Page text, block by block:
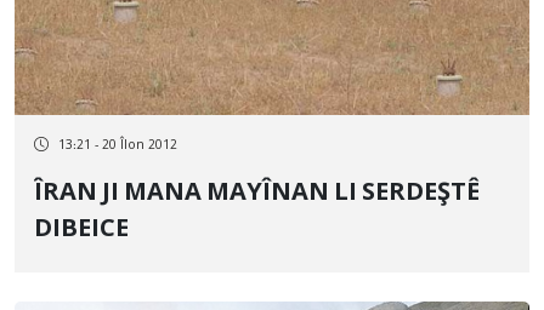
13:21 - 20 Îlon 2012
ÎRAN JI MANA MAYÎNAN LI SERDEŞTÊ
DIBEICE